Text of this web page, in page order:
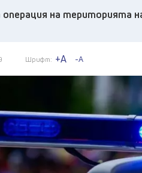
операция на територията
Шрифт: +A -A